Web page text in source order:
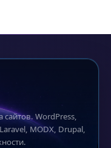
WordPress,
MODX, Drupal,